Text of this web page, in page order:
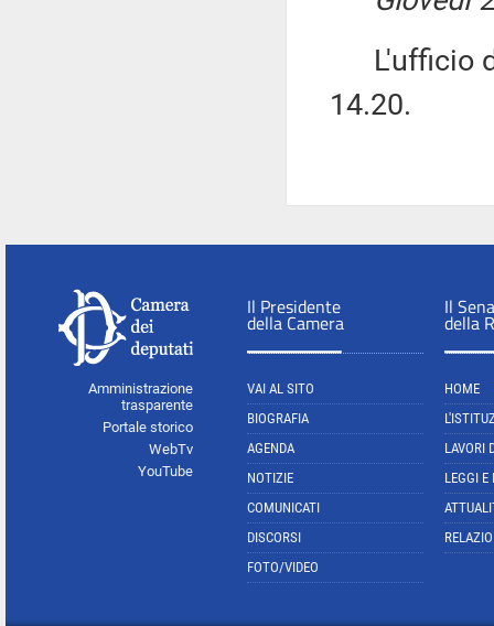
L'ufficio di
14.20.
Amministrazione
trasparente
Portale storico
WebTv
YouTube
Il Presidente
della Camera
VAI AL SITO
BIOGRAFIA
AGENDA
NOTIZIE
COMUNICATI
DISCORSI
FOTO/VIDEO
Il
della
HOME
LAVORI
LEGGI E